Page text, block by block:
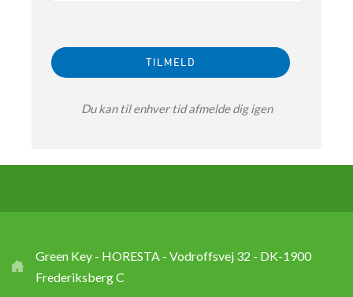
Du kan til enhver tid afmelde dig igen
Green Key - HORESTA - Vodroffsvej 32 - DK-1900
Frederiksberg C